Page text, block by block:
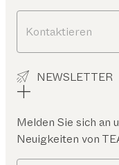
Kontaktieren
NEWSLETTER
Melden Sie sich an
Neuigkeiten von